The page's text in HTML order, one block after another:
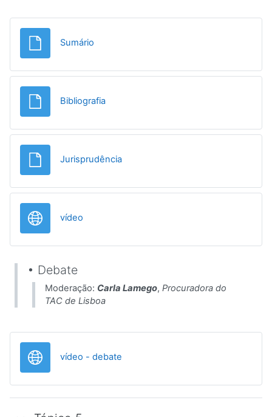
Sumário
BibliografiaFicheiro
JurisprudênciaFicheiro
vídeo
• Debate
Moderação: Carla Lamego, Procuradora do
TAC de Lisboa
vídeo - debate